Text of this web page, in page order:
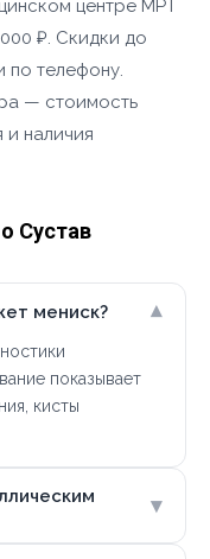
центре МРТ
₽. Скидки до
по телефону.
— стоимость
и наличия
Сустав
мениск? ▾
показывает
кисты
▾